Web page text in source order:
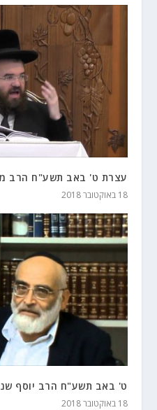
עצרת ט' באב תשע"ח הרב
18 באוקטובר 2018
ט' באב תשע"ח הרב יוסף
18 באוקטובר 2018